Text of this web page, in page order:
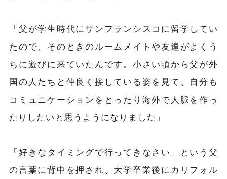
「父が学生時代にサンフランシスコに留学してい
たので、そのときのルームメイトや友達がよくう
ちに遊びに来ていたんです。小さい頃から父が外
国の人たちと仲良く接している姿を見て、自分も
コミュニケーションをとったり海外で人脈を作っ
たりしたいと思うようになりました」
「好きなタイミングで行ってきなさい」という父
の言葉に背中を押され、大学卒業後にカリフォル